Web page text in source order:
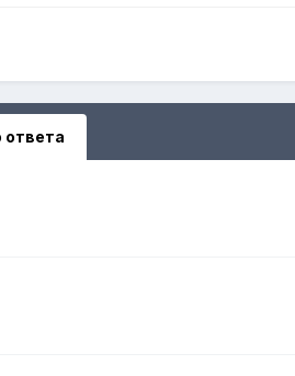
ответа